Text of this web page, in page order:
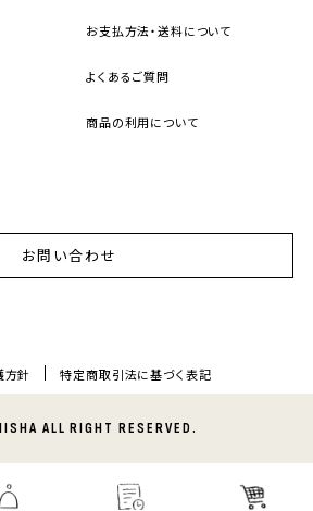
お支払方法・送料について
よくあるご質問
商品の利用について
お問い合わせ
方針 特定商取引法に基づく表記
ALL RIGHT RESERVED.